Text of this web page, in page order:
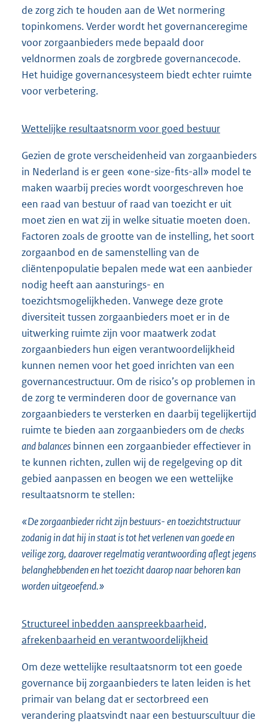
de zorg zich te houden aan de Wet normering
topinkomens. Verder wordt het governanceregime
voor zorgaanbieders mede bepaald door
veldnormen zoals de zorgbrede governancecode.
Het huidige governancesysteem biedt echter ruimte
voor verbetering.
Wettelijke resultaatsnorm voor goed bestuur
Gezien de grote verscheidenheid van zorgaanbieders
in Nederland is er geen «one-size-fits-all» model te
maken waarbij precies wordt voorgeschreven hoe
een raad van bestuur of raad van toezicht er uit
moet zien en wat zij in welke situatie moeten doen.
Factoren zoals de grootte van de instelling, het soort
zorgaanbod en de samenstelling van de
cliëntenpopulatie bepalen mede wat een aanbieder
nodig heeft aan aansturings- en
toezichtsmogelijkheden. Vanwege deze grote
diversiteit tussen zorgaanbieders moet er in de
uitwerking ruimte zijn voor maatwerk zodat
zorgaanbieders hun eigen verantwoordelijkheid
kunnen nemen voor het goed inrichten van een
governancestructuur. Om de risico’s op problemen in
de zorg te verminderen door de governance van
zorgaanbieders te versterken en daarbij tegelijkertijd
ruimte te bieden aan zorgaanbieders om de checks
and balances binnen een zorgaanbieder effectiever in
te kunnen richten, zullen wij de regelgeving op dit
gebied aanpassen en beogen we een wettelijke
resultaatsnorm te stellen:
«De zorgaanbieder richt zijn bestuurs- en toezichtstructuur
zodanig in dat hij in staat is tot het verlenen van goede en
veilige zorg, daarover regelmatig verantwoording aflegt jegens
belanghebbenden en het toezicht daarop naar behoren kan
worden uitgeoefend.»
Structureel inbedden aanspreekbaarheid,
afrekenbaarheid en verantwoordelijkheid
Om deze wettelijke resultaatsnorm tot een goede
governance bij zorgaanbieders te laten leiden is het
primair van belang dat er sectorbreed een
verandering plaatsvindt naar een bestuurscultuur die